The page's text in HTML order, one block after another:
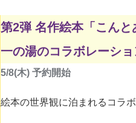
第2弾 名作絵本「こんと
一の湯のコラボレーショ
5/8(木) 予約開始
絵本の世界観に泊まれるコラ